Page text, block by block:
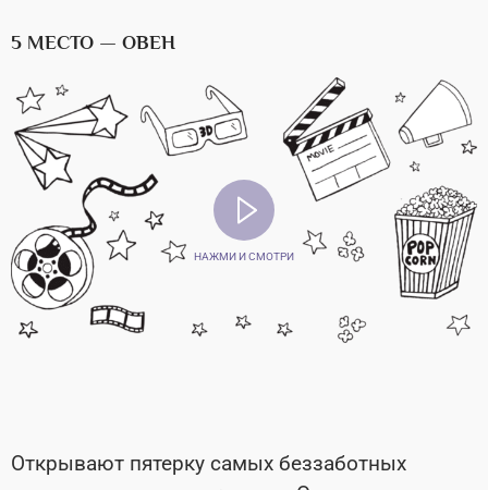
5 МЕСТО — ОВЕН
НАЖМИ И СМОТРИ
Открывают пятерку самых беззаботных